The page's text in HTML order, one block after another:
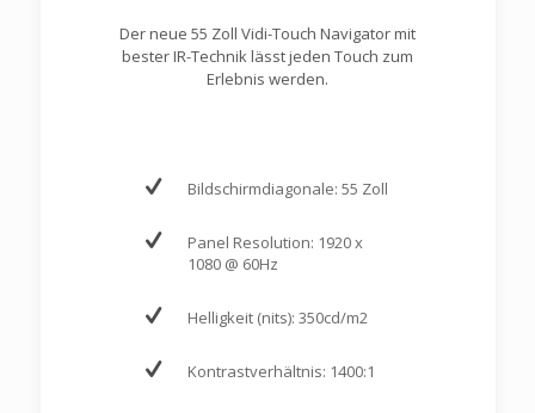
Der neue 55 Zoll Vidi-Touch Navigator mit
bester IR-Technik lässt jeden Touch zum
Erlebnis werden.
Bildschirmdiagonale: 55 Zoll
Panel Resolution: 1920 x
1080 @ 60Hz
Helligkeit (nits): 350cd/m2
Kontrastverhältnis: 1400:1